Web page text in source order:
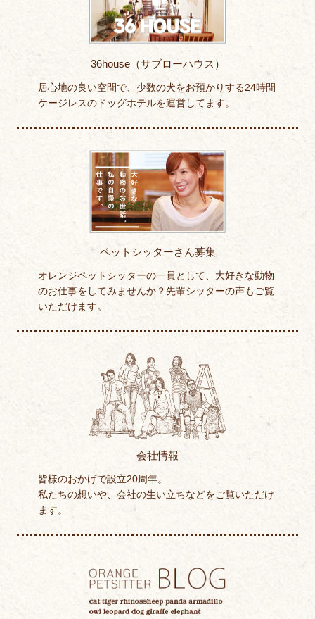
36house（サブローハウス）
居心地の良い空間で、少数の犬をお預かりする24時間
ケージレスのドッグホテルを運営してます。
ペットシッターさん募集
オレンジペットシッターの一員として、大好きな動物
のお仕事をしてみませんか？先輩シッターの声もご覧
いただけます。
会社情報
皆様のおかげで設立20周年。
私たちの想いや、会社の生い立ちなどをご覧いただけ
ます。